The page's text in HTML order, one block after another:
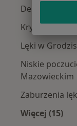
Depresja w
Kryzys
Lęki w
Niskie
Mazowieckim
Zaburzenia
Więcej (15)